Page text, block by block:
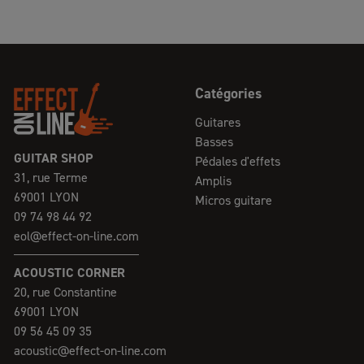
GUITAR SHOP
31, rue Terme
69001 LYON
09 74 98 44 92
eol@effect-on-line.com
ACOUSTIC CORNER
20, rue Constantine
69001 LYON
09 56 45 09 35
acoustic@effect-on-line.com
Catégories
Guitares
Basses
Pédales d'effets
Amplis
Micros guitare